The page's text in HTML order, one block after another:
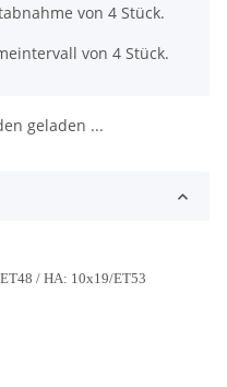
von 4 Stück.
von 4 Stück.
geladen ...
/ HA: 10x19/ET53